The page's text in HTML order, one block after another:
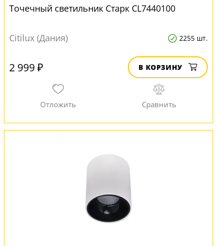
Точечный светильник Старк CL7440100
Citilux (Дания) 2255 шт.
2 999 ₽ В КОРЗИНУ